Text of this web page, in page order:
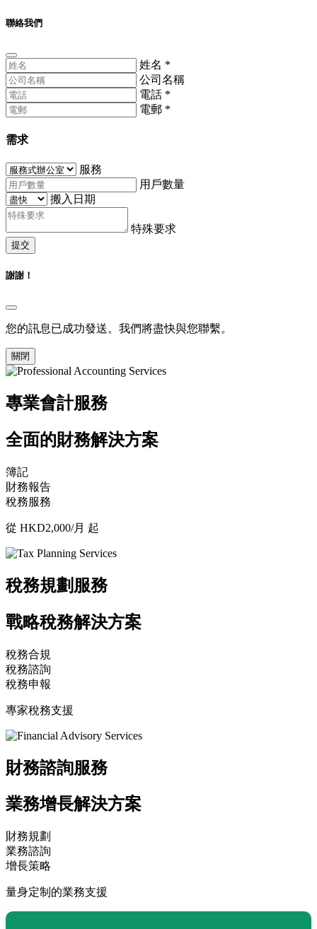
聯絡我們
姓名 *
公司名稱
電話 *
電郵 *
需求
服務
用戶數量
搬入日期
特殊要求
提交
謝謝！
您的訊息已成功發送。我們將盡快與您聯繫。
關閉
專業會計服務
全面的財務解決方案
簿記
財務報告
稅務服務
從 HKD2,000/月 起
稅務規劃服務
戰略稅務解決方案
稅務合規
稅務諮詢
稅務申報
專家稅務支援
財務諮詢服務
業務增長解決方案
財務規劃
業務諮詢
增長策略
量身定制的業務支援